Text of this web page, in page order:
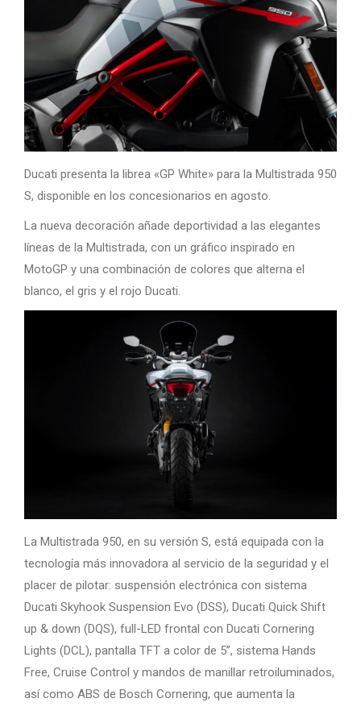
Ducati presenta la librea «GP White» para la Multistrada 950
S, disponible en los concesionarios en agosto.
La nueva decoración añade deportividad a las elegantes
líneas de la Multistrada, con un gráfico inspirado en
MotoGP y una combinación de colores que alterna el
blanco, el gris y el rojo Ducati.
La Multistrada 950, en su versión S, está equipada con la
tecnología más innovadora al servicio de la seguridad y el
placer de pilotar: suspensión electrónica con sistema
Ducati Skyhook Suspension Evo (DSS), Ducati Quick Shift
up & down (DQS), full-LED frontal con Ducati Cornering
Lights (DCL), pantalla TFT a color de 5”, sistema Hands
Free, Cruise Control y mandos de manillar retroiluminados,
así como ABS de Bosch Cornering, que aumenta la